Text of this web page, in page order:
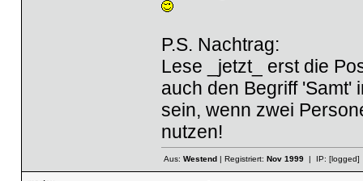
P.S. Nachtrag:
Lese _jetzt_ erst die
auch den Begriff 'Samt'
sein, wenn zwei
nutzen!
Aus: Westend| Registriert: Nov 1999| IP: [logged]